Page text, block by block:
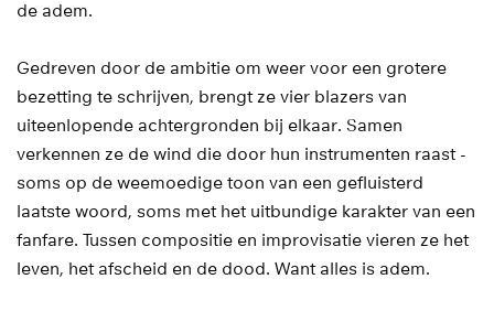
de adem.
Gedreven door de ambitie om weer voor een grotere
bezetting te schrijven, brengt ze vier blazers van
uiteenlopende achtergronden bij elkaar. Samen
verkennen ze de wind die door hun instrumenten raast -
soms op de weemoedige toon van een gefluisterd
laatste woord, soms met het uitbundige karakter van een
fanfare. Tussen compositie en improvisatie vieren ze het
leven, het afscheid en de dood. Want alles is adem.